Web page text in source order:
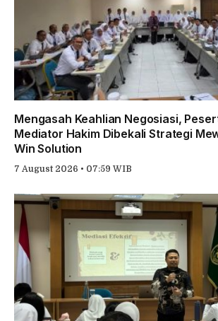
Mengasah Keahlian Negosiasi,
Mediator Hakim Dibekali Strategi
Win Solution
7 August 2026 • 07:59 WIB